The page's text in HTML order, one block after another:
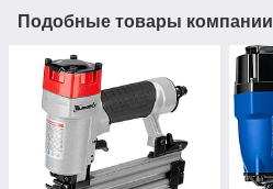
Подобные товары компании